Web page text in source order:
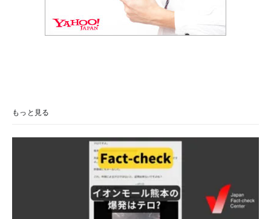
もっと見る